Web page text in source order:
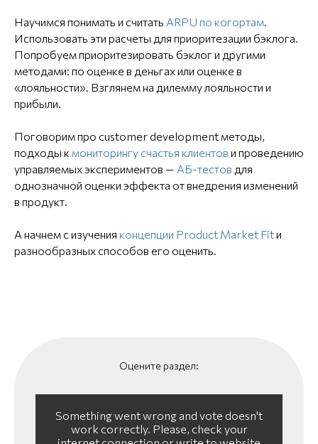
Научимся понимать и считать ARPU по когортам.
Использовать эти расчеты для приоритезации бэклога.
Попробуем приоритезировать бэклог и другими
методами: по оценке в деньгах или оценке в
«лояльности». Взглянем на дилемму лояльности и
прибыли.
Поговорим про customer development методы,
подходы к мониторингу счастья клиентов и проведению
управляемых экспериментов — АБ-тестов для
однозначной оценки эффекта от внедрения изменений
в продукт.
А начнем с изучения концепции Product Market Fitи
разнообразных способов его оценить.
Оцените раздел:
Something went wrong and vote doesn't
work correctly. Please, check your